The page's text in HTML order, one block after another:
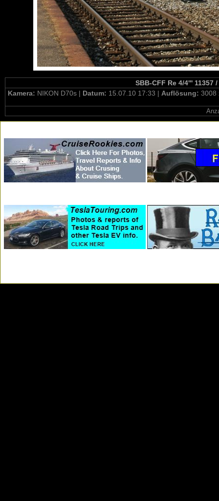
SBB-CFF Re 4/4''' 11357
Kamera: NIKON D70s | Datum: 15.07.10 17:33 | Auflösung: 3008